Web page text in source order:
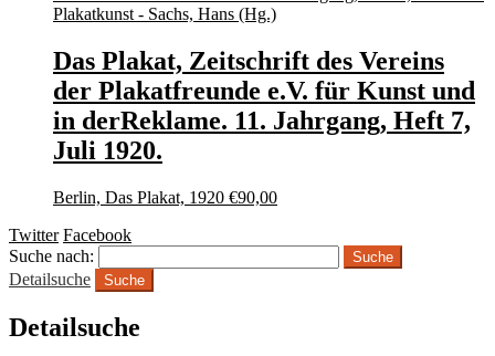
Plakatkunst - Sachs, Hans (Hg.)
Das Plakat, Zeitschrift des Vereins
der Plakatfreunde e.V. für Kunst und
in derReklame. 11. Jahrgang, Heft 7,
Juli 1920.
Berlin, Das Plakat, 1920 €90,00
Twitter Facebook
Suche nach:
Detailsuche
Suche
Detailsuche